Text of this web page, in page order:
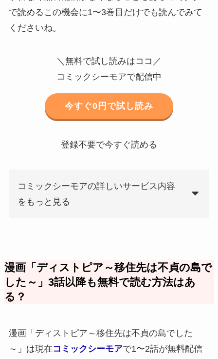
で読めるこの機会に1〜3巻目だけでも読んでみて
くださいね。
＼無料で試し読みはココ／
コミックシーモアで配信中
今すぐ0円で試し読み
登録不要で今すぐ読める
コミックシーモアの詳しいサービス内容
をもっと見る
漫画「ディストピア～移住先は不貞の島で
した～」3話以降も無料で読む方法はあ
る？
漫画「ディストピア～移住先は不貞の島でした
～」は現在コミックシーモアで1〜2話が無料配信